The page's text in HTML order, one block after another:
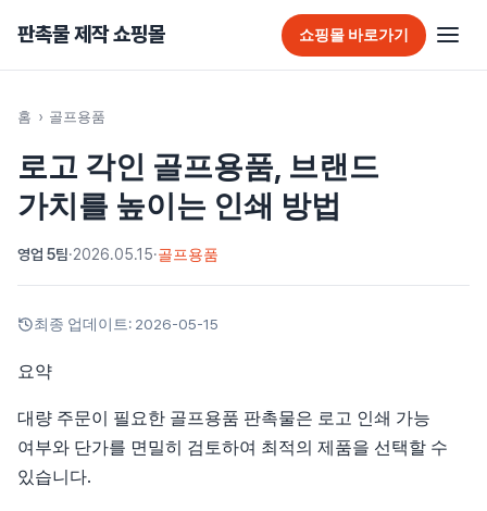
판촉물 제작 쇼핑몰
추천 판촉물
가방
가정/생활용품
달력/다이어리
쇼핑몰 바로가기
홈 › 골프용품
로고 각인 골프용품, 브랜드
가치를 높이는 인쇄 방법
영업 5팀·2026.05.15·골프용품
최종 업데이트: 2026-05-15
요약
대량 주문이 필요한 골프용품 판촉물은 로고 인쇄 가능
여부와 단가를 면밀히 검토하여 최적의 제품을 선택할 수
있습니다.